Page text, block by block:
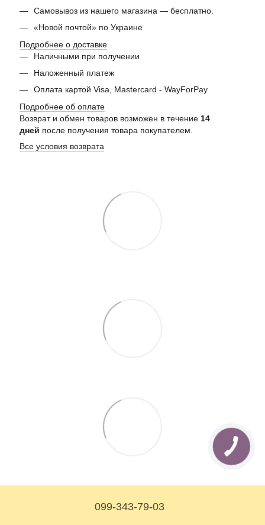
Самовывоз из нашего магазина — бесплатно.
«Новой почтой» по Украине
Подробнее о доставке
Наличными при получении
Наложенный платеж
Оплата картой Visa, Mastercard - WayForPay
Подробнее об оплате
Возврат и обмен товаров возможен в течение 14
дней после получения товара покупателем.
Все условия возврата
099-343-79-03